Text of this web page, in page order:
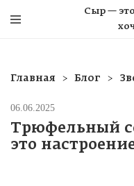
Сыр —
Главная Блог
06.06.2025
Трюфельный
это